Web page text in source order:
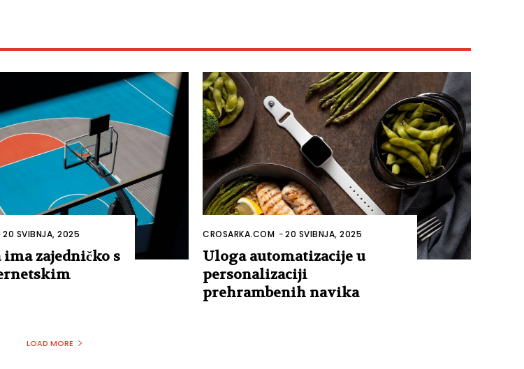
20 SVIBNJA, 2025
ima zajedničko s
CROSARKA.COM -20 SVIBNJA, 2025
Uloga automatizacije u
personalizaciji
prehrambenih navika
LOAD MORE